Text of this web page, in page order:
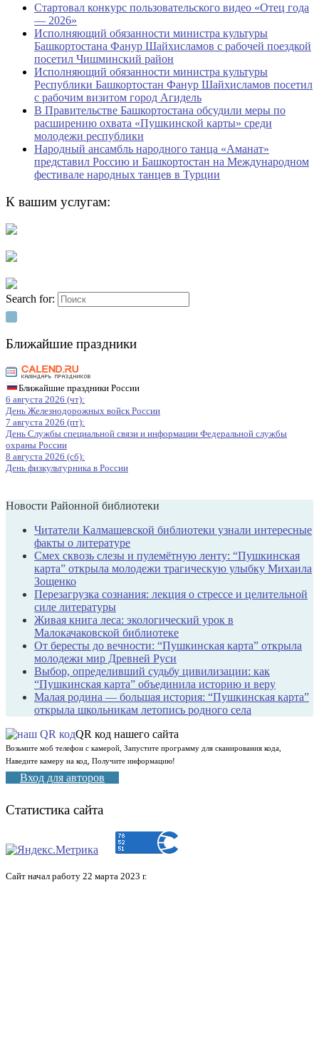
Стартовал конкурс пользовательского видео «Отец года
— 2026»
Исполняющий обязанности министра культуры
Башкортостана Фанур Шайхисламов с рабочей поездкой
посетил Чишминский район
Исполняющий обязанности министра культуры
Республики Башкортостан Фанур Шайхисламов посетил
с рабочим визитом город Агидель
В Правительстве Башкортостана обсудили меры по
расширению охвата «Пушкинской карты» среди
молодежи республики
Народный ансамбль народного танца «Аманат»
представил Россию и Башкортостан на Международном
фестивале народных танцев в Турции
К вашим услугам:
Search for:
Ближайшие праздники
Ближайшие праздники России
6 августа 2026 (чт):
День Железнодорожных войск России
7 августа 2026 (пт):
День Службы специальной связи и информации Федеральной службы
охраны России
8 августа 2026 (сб):
День физкультурника в России
Новости Районной библиотеки
Читатели Калмашевской библиотеки узнали интересные
факты о литературе
Смех сквозь слезы и пулемётную ленту: “Пушкинская
карта” открыла молодежи трагическую улыбку Михаила
Зощенко
Перезагрузка сознания: лекция о стрессе и целительной
силе литературы
Живая книга леса: экологический урок в
Малокачаковской библиотеке
От бересты до вечности: “Пушкинская карта” открыла
молодежи мир Древней Руси
Выбор, определивший судьбу цивилизации: как
“Пушкинская карта” объединила историю и веру
Малая родина — большая история: “Пушкинская карта”
открыла школьникам летопись родного села
QR код нашего сайта
Возьмите моб телефон с камерой, Запустите программу для сканирования кода,
Наведите камеру на код, Получите информацию!
Вход для авторов
Статистика сайта
Сайт начал работу 22 марта 2023 г.